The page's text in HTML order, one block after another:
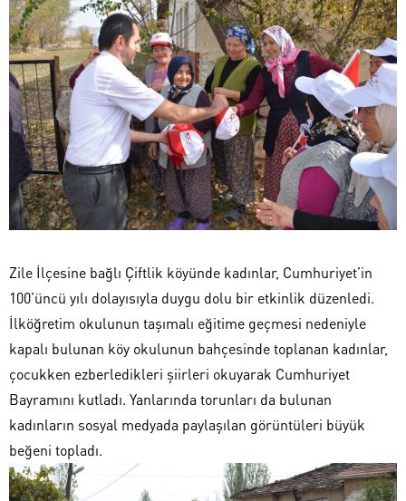
Zile İlçesine bağlı Çiftlik köyünde kadınlar, Cumhuriyet’in
100’üncü yılı dolayısıyla duygu dolu bir etkinlik düzenledi.
İlköğretim okulunun taşımalı eğitime geçmesi nedeniyle
kapalı bulunan köy okulunun bahçesinde toplanan kadınlar,
çocukken ezberledikleri şiirleri okuyarak Cumhuriyet
Bayramını kutladı. Yanlarında torunları da bulunan
kadınların sosyal medyada paylaşılan görüntüleri büyük
beğeni topladı.